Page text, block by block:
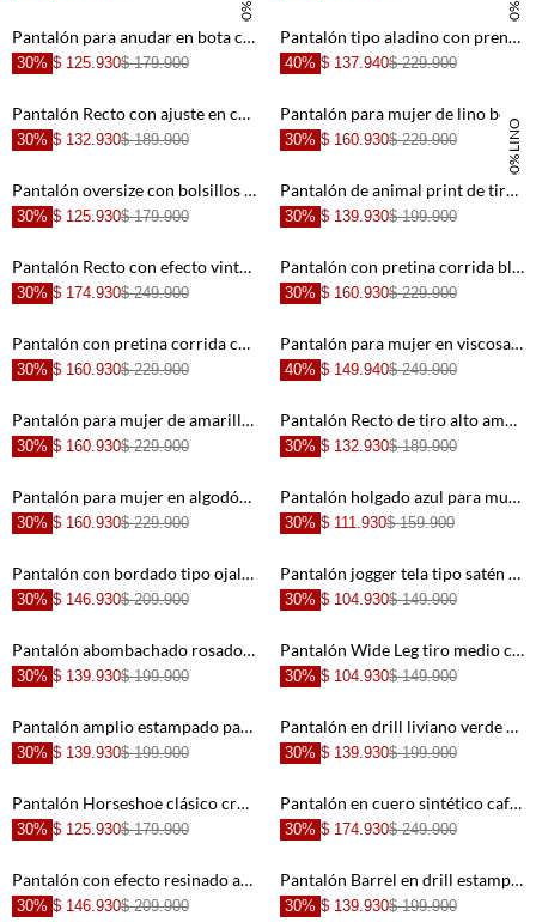
+ +
+ +
+ +
+ +
+
Pantalón para anudar en bota café para mujer
30% $ 125.930$ 179.900
+
Pantalón tipo aladino con prenses para mujer
40% $ 137.940$ 229.900
+
Pantalón Recto con ajuste en costado naranja para mujer
30% $ 132.930$ 189.900 100% LINO
+
30% $ 160.930$ 229.900
+
Pantalón oversize con bolsillos para mujer
30% $ 125.930$ 179.900
+
Pantalón de animal print de tiro bajo para mujer
30% $ 139.930$ 199.900
+
Pantalón Recto con efecto vintage para mujer
30% $ 174.930$ 249.900
+
Pantalón con pretina corrida blanco para mujer
30% $ 160.930$ 229.900
+
Pantalón con pretina corrida café para mujer
30% $ 160.930$ 229.900
+
Pantalón para mujer en viscosa verde oliva wide leg con pliegues marcados
40% $ 149.940$ 249.900
+
Pantalón para mujer de amarillo pastel wide leg con bordado calado
30% $ 160.930$ 229.900
+
Pantalón Recto de tiro alto amarillo para mujer
30% $ 132.930$ 189.900
+
Pantalón para mujer en algodón café corte recto relajado con bolsillos laterales
30% $ 160.930$ 229.900
+
Pantalón holgado azul para mujer
30% $ 111.930$ 159.900
+
Pantalón con bordado tipo ojalillo crudo para mujer
30% $ 146.930$ 209.900
+
Pantalón jogger tela tipo satén rosada para mujer
30% $ 104.930$ 149.900
Pantalón abombachado rosado para mujer
30% $ 139.930$ 199.900
Pantalón Wide Leg tiro medio crudo para mujer
30% $ 104.930$ 149.900
Pantalón amplio estampado para mujer
30% $ 139.930$ 199.900
Pantalón en drill liviano verde para mujer
30% $ 139.930$ 199.900
Pantalón Horseshoe clásico crudo para mujer
30% $ 125.930$ 179.900
Pantalón en cuero sintético café para mujer
30% $ 174.930$ 249.900
Pantalón con efecto resinado animal print negro para mujer
30% $ 146.930$ 209.900
Pantalón Barrel en drill estampado para mujer
30% $ 139.930$ 199.900